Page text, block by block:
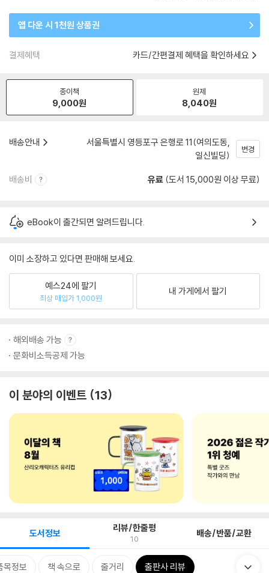
앱 다운 시 1천원 상품권
결제혜택 카드/간편결제 혜택을 확인하세요
종이책
9,000원
원제
8,040원
배송안내
서울특별시 영등포구 은행로 11(여의도동,
일신빌딩)
변경
배송비 유료 (도서 15,000원 이상 무료)
eBook이 출간되면 알려드립니다.
이미 소장하고 있다면 판매해 보세요.
예스24에 팔기
최상 매입가 1,000원
내 가게에서 팔기
해외배송 가능
문화비소득공제 가능
이 분야의 이벤트 13
도서정보 리뷰/한줄평
10 배송/반품/교환
목정보 책 속으로 줄거리 출판사 리뷰